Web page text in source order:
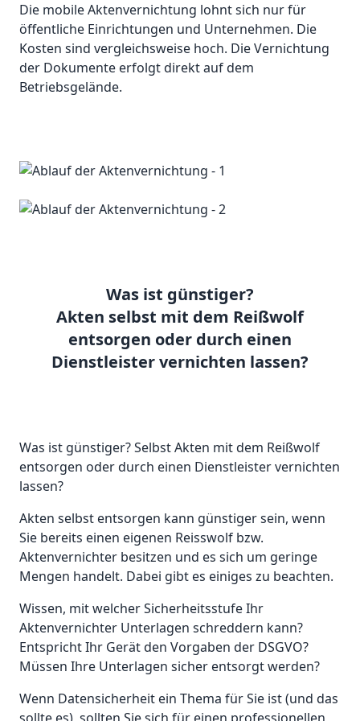
Die mobile Aktenvernichtung lohnt sich nur für
öffentliche Einrichtungen und Unternehmen. Die
Kosten sind vergleichsweise hoch. Die Vernichtung
der Dokumente erfolgt direkt auf dem
Betriebsgelände.
Was ist günstiger?
Akten selbst mit dem Reißwolf
entsorgen oder durch einen
Dienstleister vernichten lassen?
Was ist günstiger? Selbst Akten mit dem Reißwolf
entsorgen oder durch einen Dienstleister vernichten
lassen?
Akten selbst entsorgen kann günstiger sein, wenn
Sie bereits einen eigenen Reisswolf bzw.
Aktenvernichter besitzen und es sich um geringe
Mengen handelt. Dabei gibt es einiges zu beachten.
Wissen, mit welcher Sicherheitsstufe Ihr
Aktenvernichter Unterlagen schreddern kann?
Entspricht Ihr Gerät den Vorgaben der DSGVO?
Müssen Ihre Unterlagen sicher entsorgt werden?
Wenn Datensicherheit ein Thema für Sie ist (und das